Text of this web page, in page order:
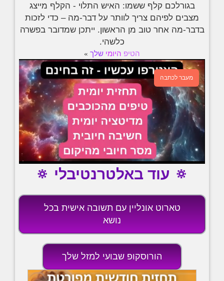
בגורלכם קלף ששמו: האיש התלוי - הקלף מייצג
מצבים לפיהם צריך לוותר על דבר-מה – כדי לזכות
בדבר-מה אחר טוב מן הראשון. ייתכן שמדובר בפשרה
כלשהי.
הטיפ היומי שלך »
מעבר לכתבה
🔅 עוד באלטרנטיבלי 🔅
טארוט אונליין עם תשובה אישית בכל
נושא
הורוסקופ שבועי למזל שלך